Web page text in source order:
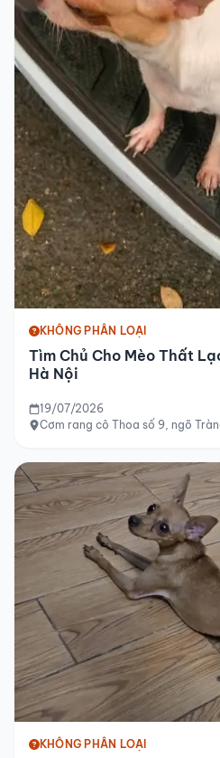
KHÔNG PHÂN LOẠI
Tìm Chủ Cho Mèo Thất
Hà Nội
19/07/2026
Cơm rang cô Thoa số 9, ngõ
KHÔNG PHÂN LOẠI